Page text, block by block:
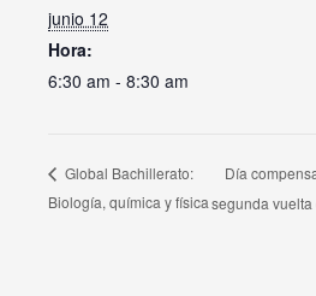
junio 12
Hora:
6:30 am - 8:30 am
Global Bachillerato:
Biología, química y física
Día
segunda